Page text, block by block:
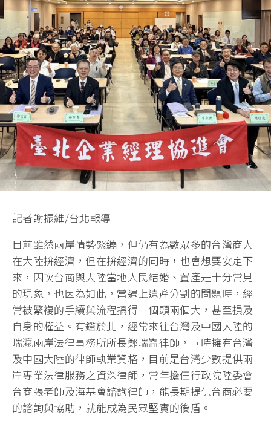
記者謝振維/台北報導
目前雖然兩岸情勢緊繃，但仍有為數眾多的台灣商人
在大陸拚經濟，但在拚經濟的同時，也會想要安定下
來，因次台商與大陸當地人民結婚、置產是十分常見
的現象，也因為如此，當遇上遺產分割的問題時，經
常被繁複的手續與流程搞得一個頭兩個大，甚至損及
自身的權益。有鑑於此，經常來往台灣及中國大陸的
瑞瀛兩岸法律事務所所長鄭瑞崙律師，同時擁有台灣
及中國大陸的律師執業資格，目前是台灣少數提供兩
岸專業法律服務之資深律師，常年擔任行政院陸委會
台商張老師及海基會諮詢律師，能長期提供台商必要
的諮詢與協助，就能成為民眾堅實的後盾。